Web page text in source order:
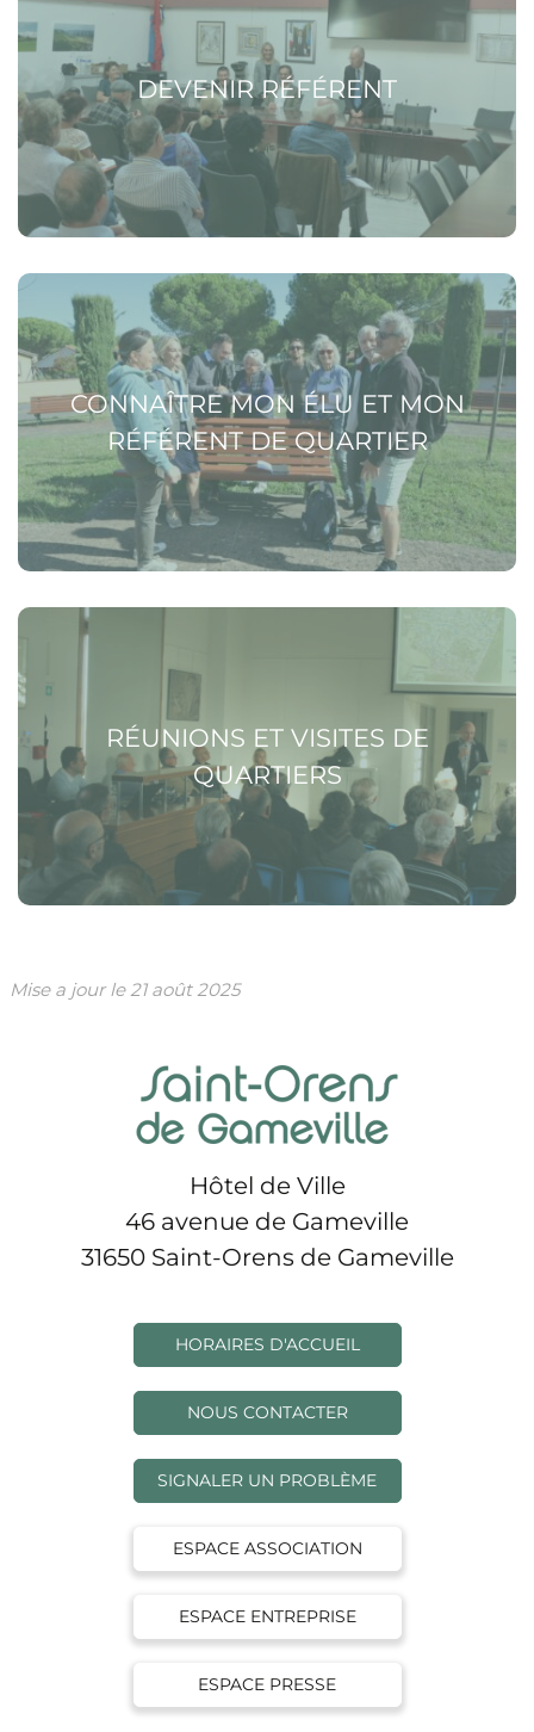
DEVENIR RÉFÉRENT
CONNAÎTRE MON ÉLU ET MON
RÉFÉRENT DE QUARTIER
Voir la page Connaître mon élu et mon référent de
quartier
RÉUNIONS ET VISITES DE
QUARTIERS
Voir la page Réunions et visites de quartiers
Mise a jour le21 août 2025
Hôtel de Ville
46 avenue de Gameville
31650 Saint-Orens de Gameville
HORAIRES D'ACCUEIL
NOUS CONTACTER
SIGNALER UN PROBLÈME
ESPACE ASSOCIATION
ESPACE ENTREPRISE
ESPACE PRESSE